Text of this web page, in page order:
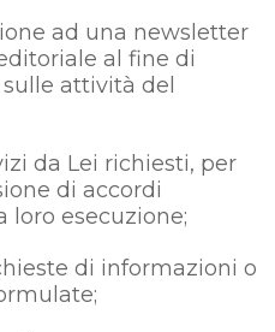
ad una newsletter
al fine di
attività del
da Lei richiesti, per
di accordi
loro esecuzione;
di informazioni o